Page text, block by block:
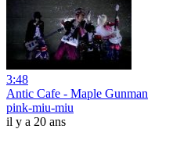
3:48
Antic Cafe - Maple Gunman
pink-miu-miu
il y a 20 ans